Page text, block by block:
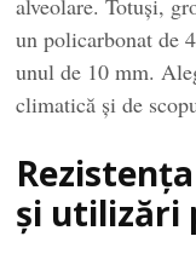
alveolare. Totuși,
un policarbonat de
unul de 10 mm.
climatică și de
și utilizări